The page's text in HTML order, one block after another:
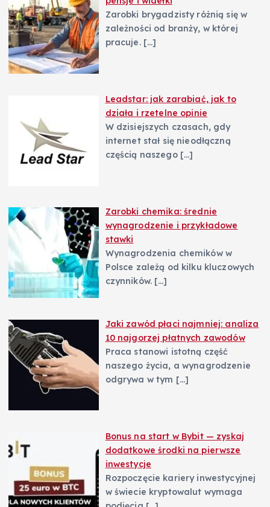
Zarobki brygadzisty różnią się w
zależności od branży, w której
pracuje. […]
Leadstar: jak zarabiać, jak to
działa i rzetelne opinie
W dzisiejszych czasach, gdy
internet stał się nieodłączną
częścią naszego […]
Zarobki chemika: średnie
wynagrodzenie i przykładowe
stawki
Wynagrodzenia chemików w
Polsce zależą od kilku kluczowych
czynników. […]
Jaki zawód płaci najmniej: analiza
10 najgorzej płatnych zawodów
Praca stanowi istotną część
naszego życia, a wynagrodzenie
odgrywa w tym […]
Bonus na start w Bybit — zyskaj
dodatkowe środki na pierwsze
inwestycje
Rozpoczęcie kariery inwestycyjnej
w świecie kryptowalut wymaga